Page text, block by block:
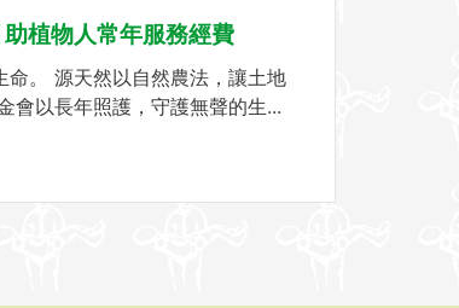
植物人常年服務經費
命。 源天然以自然農法，讓土地
會以長年照護，守護無聲的生...